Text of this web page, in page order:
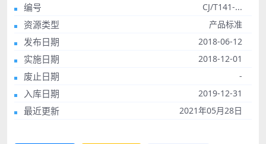
编号
CJ/T141-...
资源类型 产品标准
发布日期 2018-06-12
实施日期 2018-12-01
废止日期 -
入库日期 2019-12-31
最近更新 2021年05月28日